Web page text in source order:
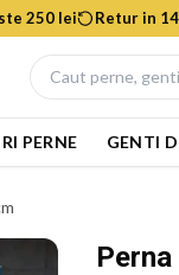
250 lei Retur in
PERNE GENTI